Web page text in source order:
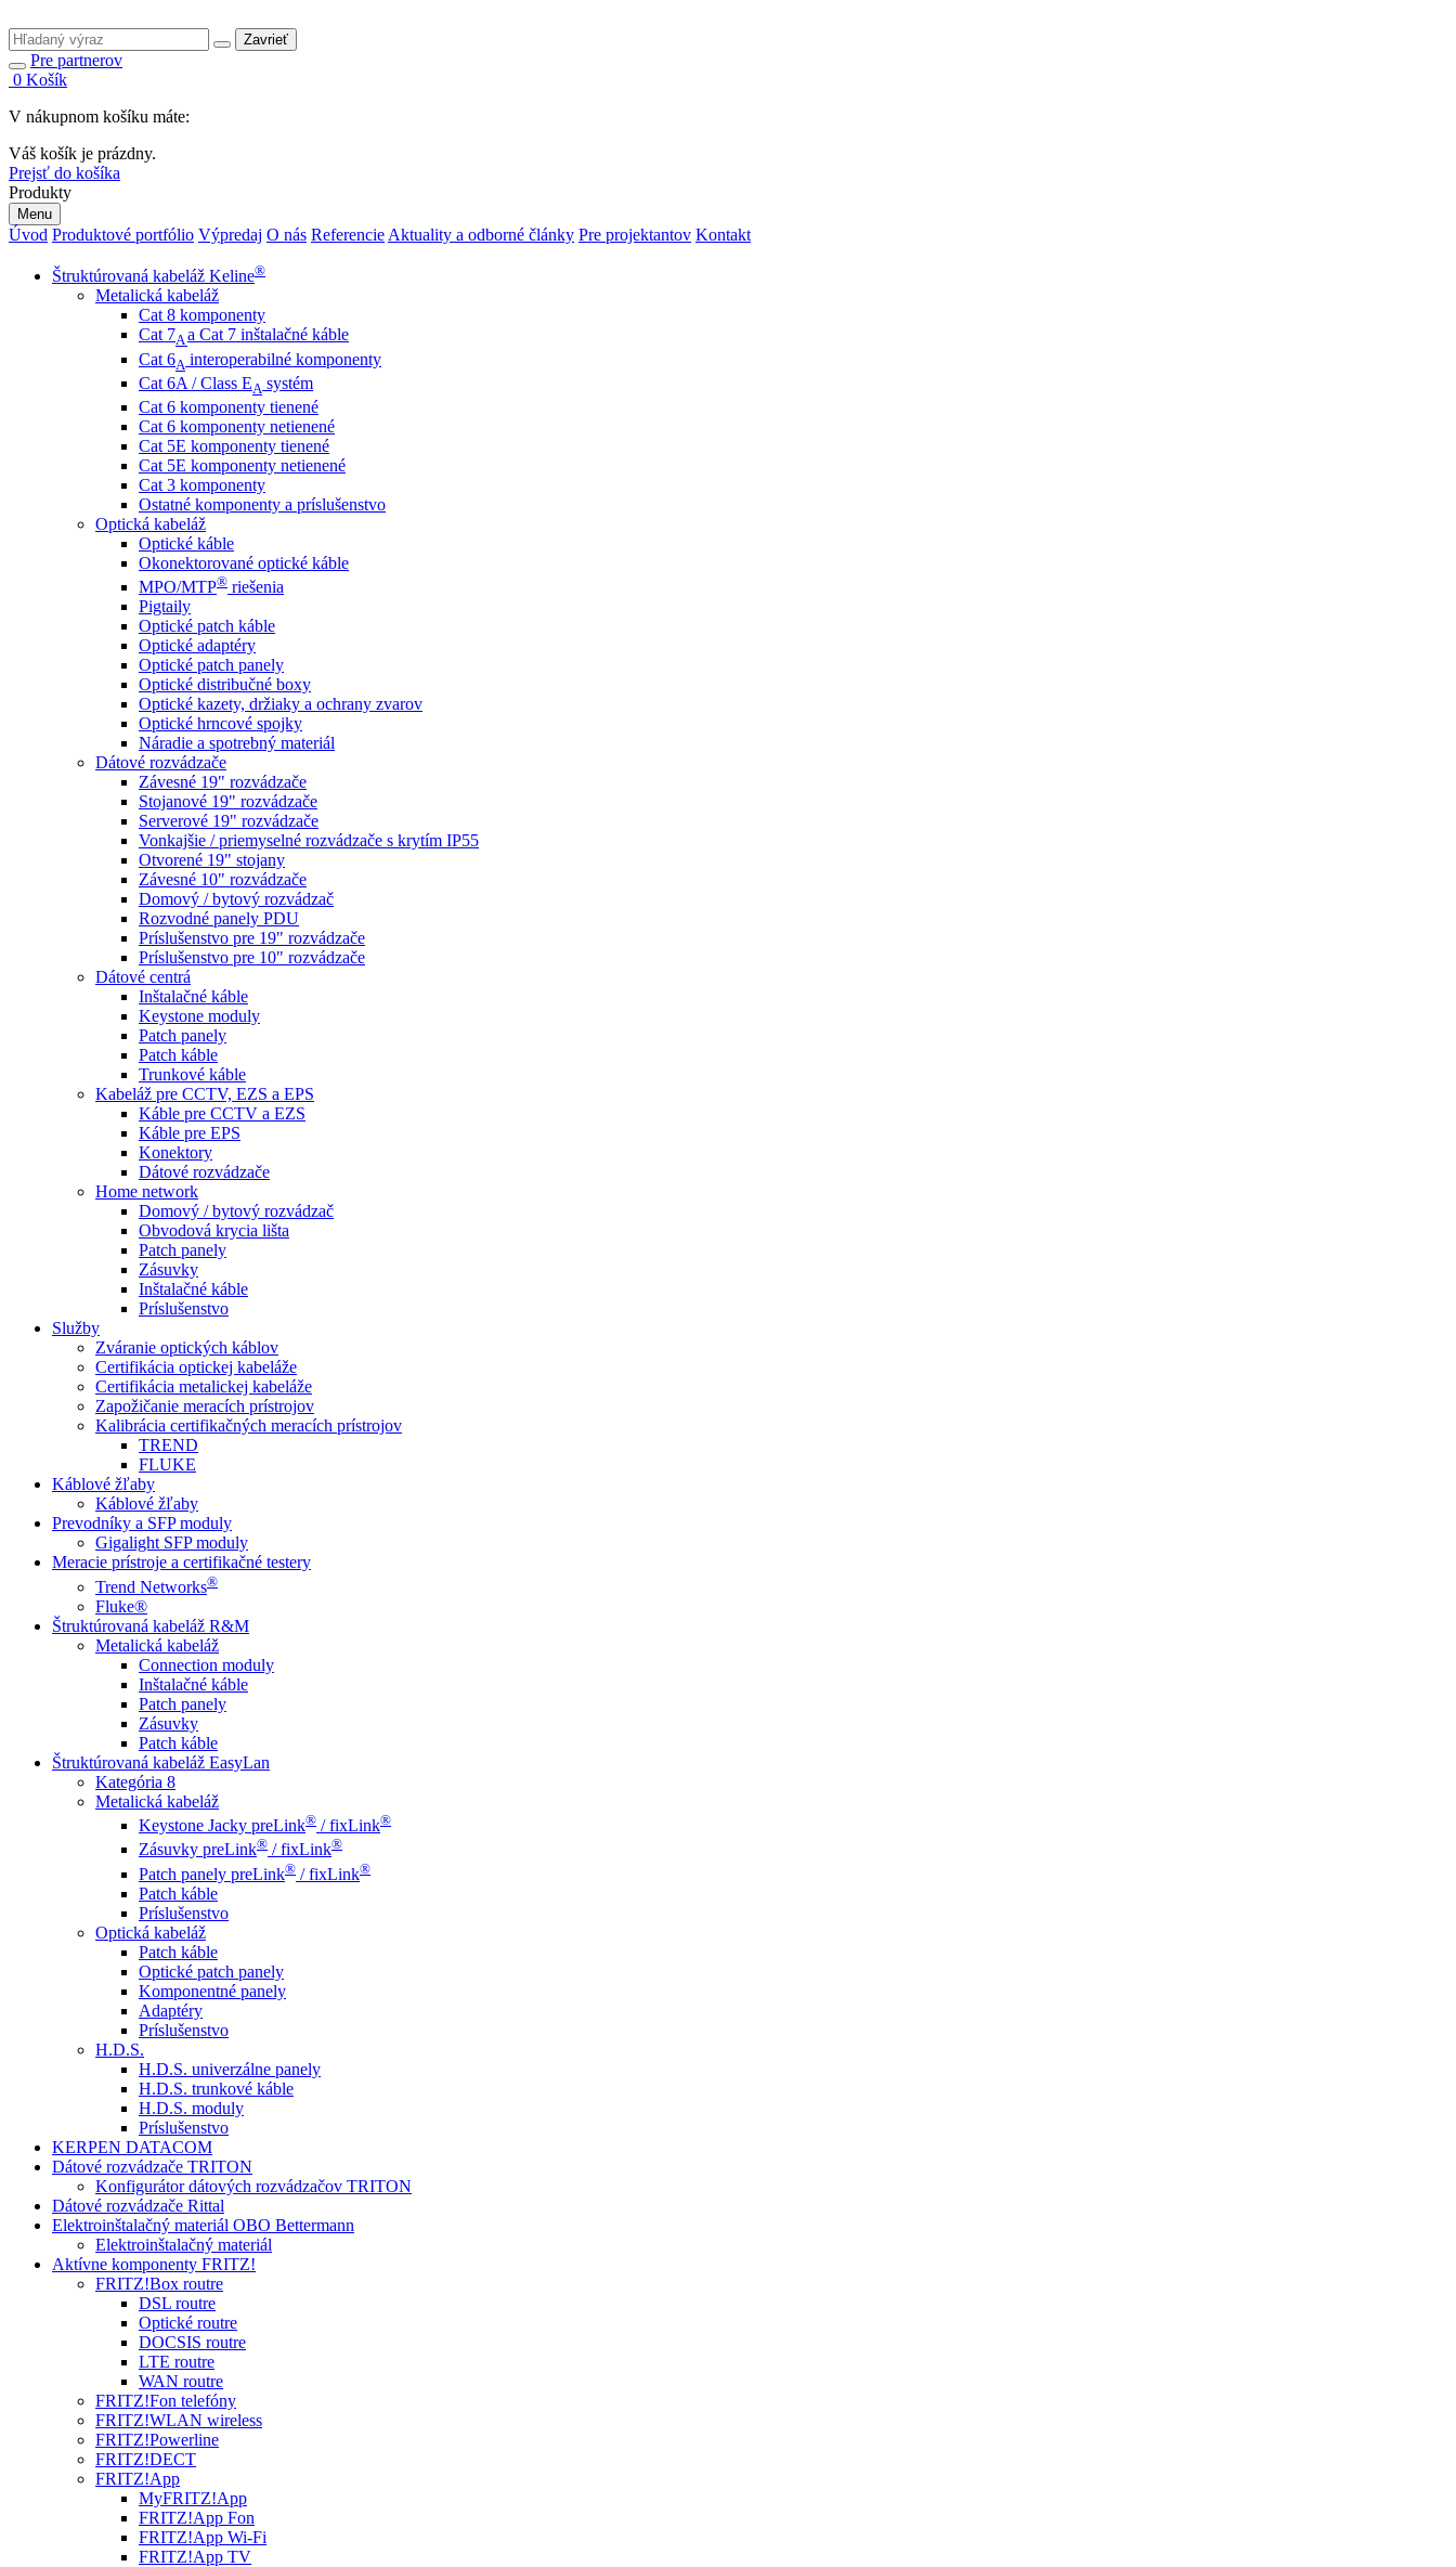
Zavrieť
Pre partnerov
0 Košík
V nákupnom košíku máte:
Váš košík je prázdny.
Prejsť do košíka
Produkty
Menu
Úvod Produktové portfólio Výpredaj O nás Referencie Aktuality a odborné články Pre projektantov Kontakt
Štruktúrovaná kabeláž Keline®
Metalická kabeláž
Cat 8 komponenty
Cat 7Aa Cat 7 inštalačné káble
Cat 6A interoperabilné komponenty
Cat 6A / Class EA systém
Cat 6 komponenty tienené
Cat 6 komponenty netienené
Cat 5E komponenty tienené
Cat 5E komponenty netienené
Cat 3 komponenty
Ostatné komponenty a príslušenstvo
Optická kabeláž
Optické káble
Okonektorované optické káble
MPO/MTP® ​ riešenia
Pigtaily
Optické patch káble
Optické adaptéry
Optické patch panely
Optické distribučné boxy
Optické kazety, držiaky a ochrany zvarov
Optické hrncové spojky
Náradie a spotrebný materiál
Dátové rozvádzače
Závesné 19" rozvádzače
Stojanové 19" rozvádzače
Serverové 19" rozvádzače
Vonkajšie / priemyselné rozvádzače s krytím IP55
Otvorené 19" stojany
Závesné 10" rozvádzače
Domový / bytový rozvádzač
Rozvodné panely PDU
Príslušenstvo pre 19" rozvádzače
Príslušenstvo pre 10" rozvádzače
Dátové centrá
Inštalačné káble
Keystone moduly
Patch panely
Patch káble
Trunkové káble
Kabeláž pre CCTV, EZS a EPS
Káble pre CCTV a EZS
Káble pre EPS
Konektory
Dátové rozvádzače
Home network
Domový / bytový rozvádzač
Obvodová krycia lišta
Patch panely
Zásuvky
Inštalačné káble
Príslušenstvo
Služby
Zváranie optických káblov
Certifikácia optickej kabeláže
Certifikácia metalickej kabeláže
Zapožičanie meracích prístrojov
Kalibrácia certifikačných meracích prístrojov
TREND
FLUKE
Káblové žľaby
Káblové žľaby
Prevodníky a SFP moduly
Gigalight SFP moduly
Meracie prístroje a certifikačné testery
Trend Networks®
Fluke®
Štruktúrovaná kabeláž R&M
Metalická kabeláž
Connection moduly
Inštalačné káble
Patch panely
Zásuvky
Patch káble
Štruktúrovaná kabeláž EasyLan
Kategória 8
Metalická kabeláž
Keystone Jacky preLink® / fixLink®
Zásuvky preLink® / fixLink®
Patch panely preLink® / fixLink®
Patch káble
Príslušenstvo
Optická kabeláž
Patch káble
Optické patch panely
Komponentné panely
Adaptéry
Príslušenstvo
H.D.S.
H.D.S. univerzálne panely
H.D.S. trunkové káble
H.D.S. moduly
Príslušenstvo
KERPEN DATACOM
Dátové rozvádzače TRITON
Konfigurátor dátových rozvádzačov TRITON
Dátové rozvádzače Rittal
Elektroinštalačný materiál OBO Bettermann
Elektroinštalačný materiál
Aktívne komponenty FRITZ!
FRITZ!Box routre
DSL routre
Optické routre
DOCSIS routre
LTE routre
WAN routre
FRITZ!Fon telefóny
FRITZ!WLAN wireless
FRITZ!Powerline
FRITZ!DECT
FRITZ!App
MyFRITZ!App
FRITZ!App Fon
FRITZ!App Wi-Fi
FRITZ!App TV